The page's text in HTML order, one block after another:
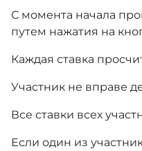
С момента начала
путем нажатия на
Каждая ставка
Участник не вправе
Все ставки всех
Если один из